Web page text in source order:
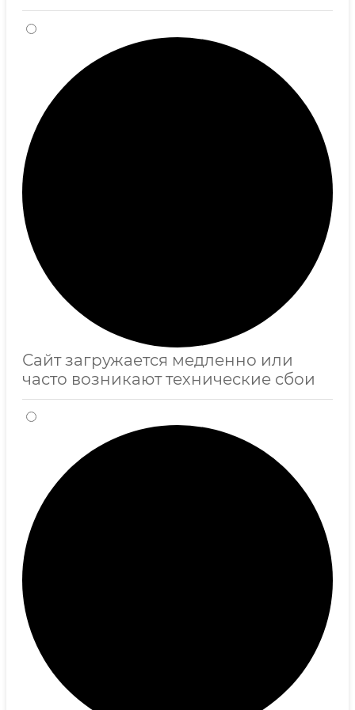
Сайт загружается медленно или
часто возникают технические сбои